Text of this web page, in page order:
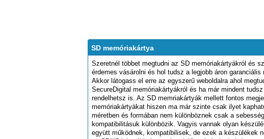
SD memóriakártya
Szeretnél többet megtudni az SD memóriakártyákról és
érdemes vásárolni és hol tudsz a legjobb áron garanciális
Akkor látogass el erre az egyszerű weboldalra ahol
SecureDigital memóriakártyákról és ha már mindent
rendelhetsz is. Az SD memriakártyák mellett fontos
memóriakártyákat hiszen ma már szinte csak ilyet
méretben és formában nem különböznek csak a
kompatibilitásuk különbözik. Vagyis vannak olyan
együtt működnek, kompatibilisek, de ezek a készülékek